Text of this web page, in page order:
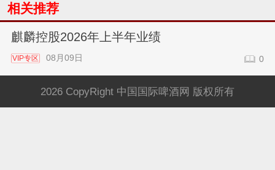
相关推荐
麒麟控股2026年上半年业绩
VIP专区 08月09日 0
2026 CopyRight 中国国际啤酒网 版权所有